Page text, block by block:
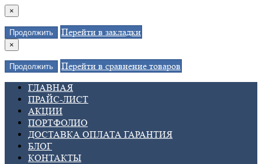
×
Продолжить Перейти в закладки
×
Продолжить
Перейти в сравнение товаров
ГЛАВНАЯ
ПРАЙС-ЛИСТ
АКЦИИ
ПОРТФОЛИО
ДОСТАВКА ОПЛАТА ГАРАНТИЯ
БЛОГ
КОНТАКТЫ